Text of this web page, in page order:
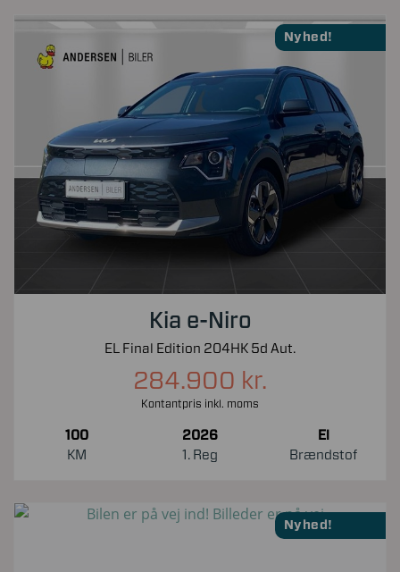
Nyhed!
Kia e-Niro
EL Final Edition 204HK 5d Aut.
284.900 kr.
Kontantpris inkl. moms
100
KM
2026
1. Reg
El
Brændstof
Nyhed!